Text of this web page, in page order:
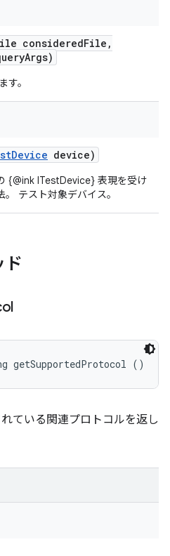
consideredFile ,
Args)
す。
Device device)
{@ink ITestDevice} 表現を受け
テスト対象デバイス。
ド
getSupportedProtocol ()
ている関連プロトコルを返し